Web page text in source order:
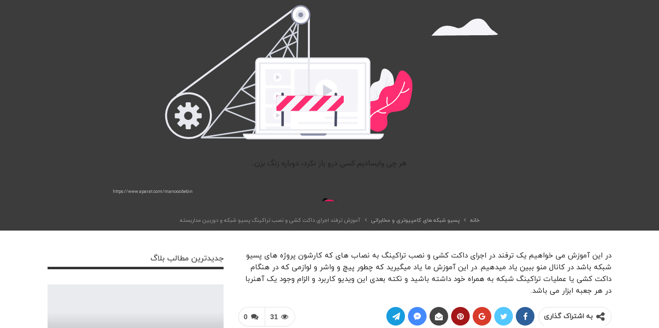
https://www.aparat.com/manooobebin
خانه پسیو شبکه های کامپیوتری و مخابراتی آموزش ترفند اجرای داکت کشی و نصب تراکینگ پسیو شبکه و دوربین مداربسته
در این آموزش می خواهیم یک ترفند در اجرای داکت کشی و نصب تراکینگ به نصاب های که کارشون پروژه های پسیو
شبکه باشد در کانال منو ببین یاد میدهیم. در این آموزش ما یاد میگیرید که چطور پیچ و واشر و لوازمی که در هنگام
داکت کشی یا عملیات تراکینگ شبکه به همراه خود داشته باشید و نکته بعدی این ویدیو کاربرد و الزام وجود یک آهنربا
در هر جعبه ابزار می باشد.
0 31 به اشتراک گذاری
جدیدترین مطالب بلاگ